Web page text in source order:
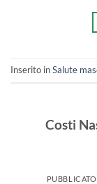
Inserito inSalute
Costi
PUBBLICATO